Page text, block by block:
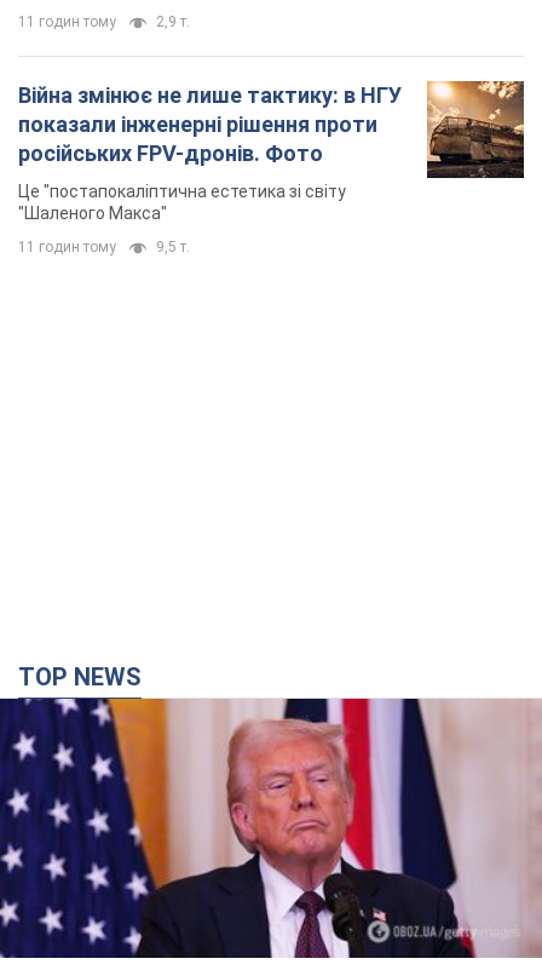
11 годин тому 2,9 т.
Війна змінює не лише тактику: в НГУ
показали інженерні рішення проти
російських FPV-дронів. Фото
Це "постапокаліптична естетика зі світу
"Шаленого Макса"
11 годин тому 9,5 т.
TOP NEWS